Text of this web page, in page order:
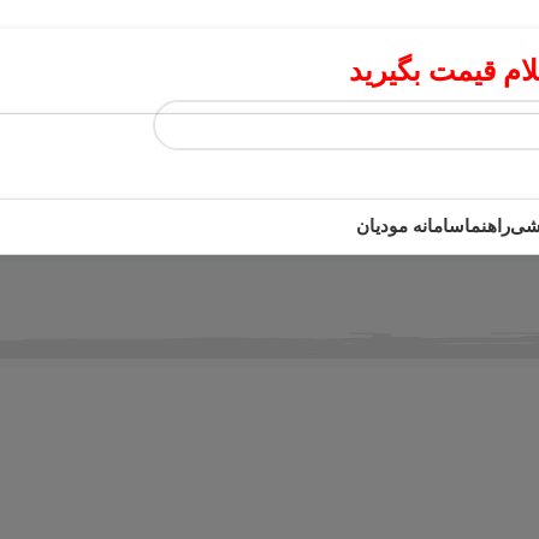
قیمت بگیرید
راهنماسامانه مودیان